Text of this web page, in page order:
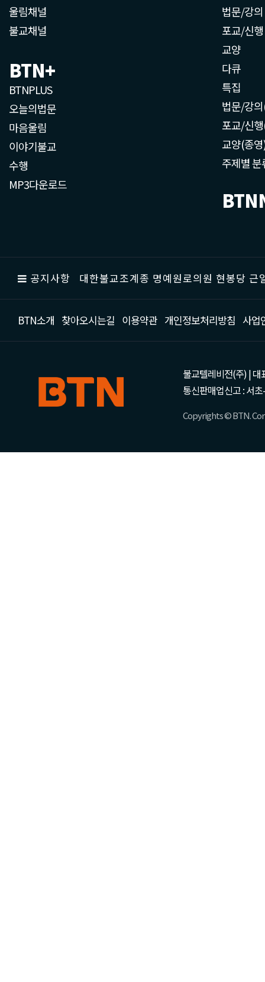
울림채널
불교채널
BTN+
BTNPLUS
오늘의법문
마음울림
이야기불교
수행
MP3다운로드
법문/강의
포교/신행
교양
다큐
특집
법문/강
포교/신
교양(종
주제별 분
공지사항 대한불교조계종 명예원로의원 현봉당
BTN소개 찾아오시는길 이용약관 개인정보처리방침 사업
불교텔레비전(주) | 대
통신판매업신고 : 서
Copyrights © BTN.